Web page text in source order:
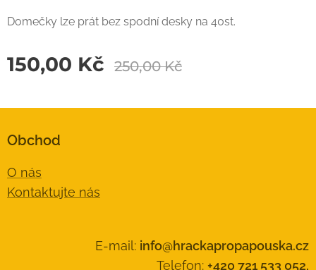
Domečky lze prát bez spodní desky na 40st.
150,00 Kč 250,00Kč
Obchod
O nás
Kontaktujte nás
E-mail: info@hrackapropapouska.cz
Telefon: +420 721 533 052,